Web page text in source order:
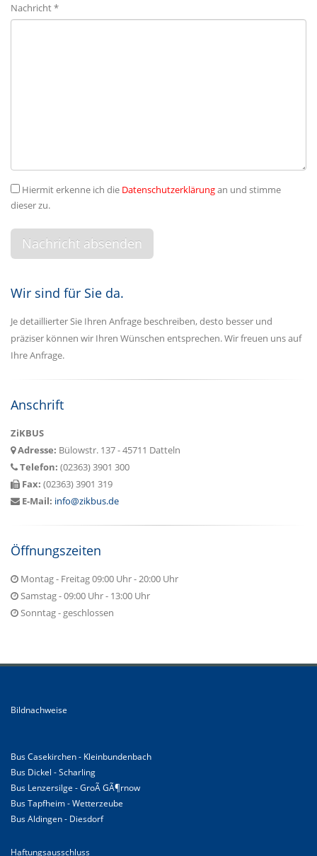
Nachricht *
Hiermit erkenne ich die Datenschutzerklärungan und stimme
dieser zu.
Wir sind für Sie da.
Je detaillierter Sie Ihren Anfrage beschreiben, desto besser und
präziser können wir Ihren Wünschen entsprechen. Wir freuen uns auf
Ihre Anfrage.
Anschrift
ZiKBUS
Adresse: Bülowstr. 137 - 45711 Datteln
Telefon: (02363) 3901 300
Fax: (02363) 3901 319
E-Mail: info@zikbus.de
Öffnungszeiten
Montag - Freitag 09:00 Uhr - 20:00 Uhr
Samstag - 09:00 Uhr - 13:00 Uhr
Sonntag - geschlossen
Bildnachweise
Bus Casekirchen - Kleinbundenbach
Bus Dickel - Scharling
Bus Lenzersilge - GroÃ GÃ¶rnow
Bus Tapfheim - Wetterzeube
Bus Aldingen - Diesdorf
Haftungsausschluss